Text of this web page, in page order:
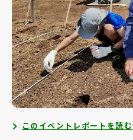
このイベントレポートを読む